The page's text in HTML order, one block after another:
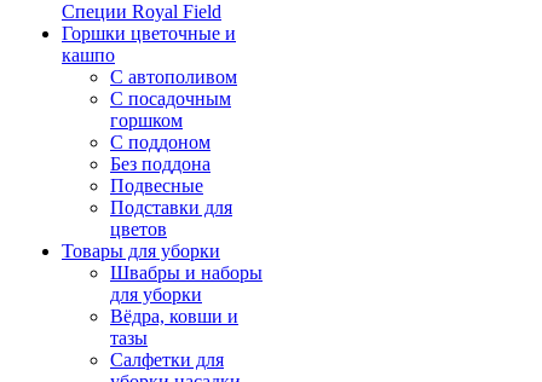
Специи Royal Field
Горшки цветочные и
кашпо
С автополивом
С посадочным
горшком
С поддоном
Без поддона
Подвесные
Подставки для
цветов
Товары для уборки
Швабры и наборы
для уборки
Вёдра, ковши и
тазы
Салфетки для